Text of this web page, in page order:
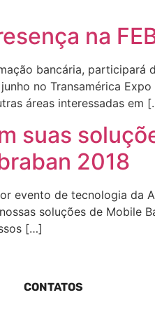
na
bancária, participará
no Transamérica
áreas interessadas em
suas
2018
evento de tecnologia da
soluções de Mobile
[…]
CONTATOS